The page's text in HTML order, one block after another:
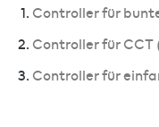
Controller für
Controller für
Controller für